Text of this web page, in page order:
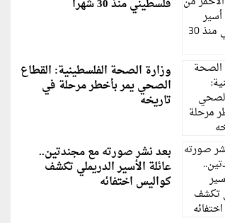
فلسطيني منذ 30 شهرا
وزارة الصحة الفلسطينية: القطاع
الصحي يمر بأخطر مرحلة في
تاريخه
بعد نشر صورته مع مجندتين..
عائلة الأسير الدريملي تكشف
كواليس اختفائه